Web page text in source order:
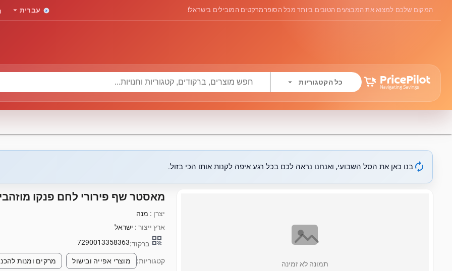
המקום שלכם למצוא את המבצעים הטובים ביותר מכל הסופרמרקטים המובילים בישראל! עברית arrow_drop_down
כל הקטגוריות arrow_drop_down
autorenew בנו כאן את הסל השבועי, ואנחנו נראה לכם בכל רגע איפה לקנות אותו הכי בזול.
תמונה לא זמינה
מאסטר שף פירורי לחם פנקו
יצרן : מנה
ארץ ייצור : ישראל
qr_code ברקוד:7290013358363
קטגוריות: מוצרי אפייה ובישול מרקים ומנות